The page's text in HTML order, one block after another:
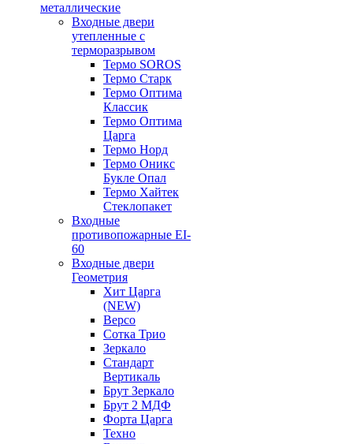
металлические
Входные двери
утепленные с
терморазрывом
Термо SOROS
Термо Старк
Термо Оптима
Классик
Термо Оптима
Царга
Термо Норд
Термо Оникс
Букле Опал
Термо Хайтек
Стеклопакет
Входные
противопожарные EI-
60
Входные двери
Геометрия
Хит Царга
(NEW)
Версо
Сотка Трио
Зеркало
Стандарт
Вертикаль
Брут Зеркало
Брут 2 МДФ
Форта Царга
Техно